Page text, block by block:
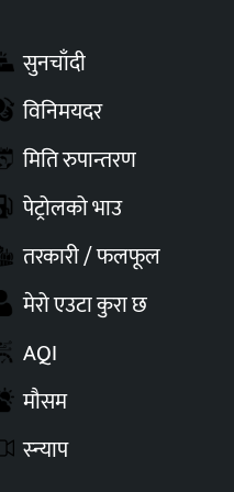
सुनचाँदी
विनिमयदर
मिति रुपान्तरण
पेट्रोलको भाउ
तरकारी / फलफूल
मेरो एउटा कुरा छ
AQI
मौसम
स्न्याप